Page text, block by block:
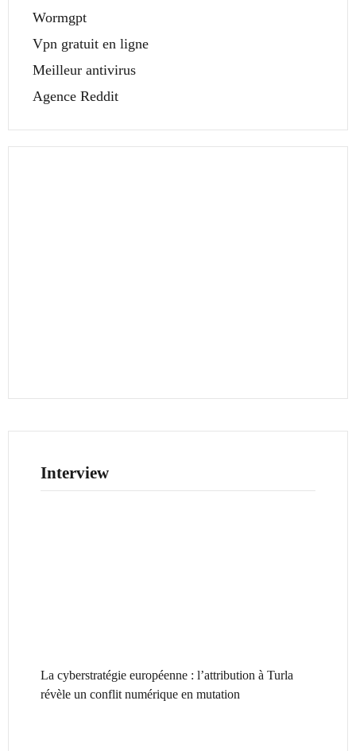
Wormgpt
Vpn gratuit en ligne
Meilleur antivirus
Agence Reddit
Interview
La cyberstratégie européenne : l’attribution à Turla
révèle un conflit numérique en mutation